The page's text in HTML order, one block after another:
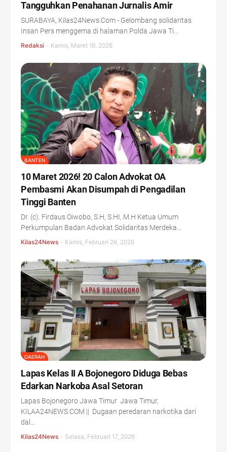
Tangguhkan Penahanan Jurnalis Amir
SURABAYA, Kilas24News.Com - Gelombang solidaritas
Insan Pers menggema di halaman Polda Jawa Ti…
Redaksi - Kamis, Maret 19, 2026
BANTEN
10 Maret 2026! 20 Calon Advokat OA
Pembasmi Akan Disumpah di Pengadilan
Tinggi Banten
Dr. (c). Firdaus Oiwobo, S.H, S.HI, M.H Ketua Umum
Perkumpulan Badan Advokat Solidaritas Merdeka…
Kilas24News - Kamis, Februari 26, 2026
DAERAH
Lapas Kelas II A Bojonegoro Diduga Bebas
Edarkan Narkoba Asal Setoran
Lapas Bojonegoro Jawa Timur Jawa Timur,
KILAA24NEWS.COM || Dugaan peredaran narkotika dari
dal…
Kilas24News - Selasa, Februari 17, 2026